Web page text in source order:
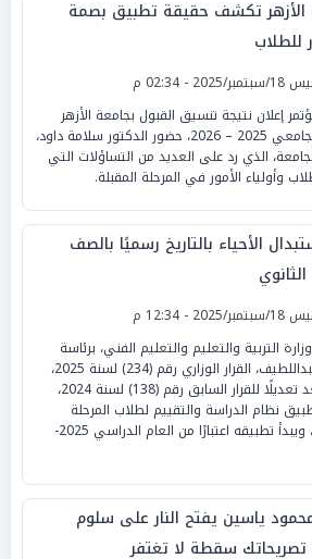
الأزهر تكشف حقيقة تطبيق بصمة
للطلاب
- 02:34 م
إعلان نتيجة تنسيق القبول بجامعة الأزهر
للعام الجامعي 2025 – 2026، حضور الدكتور سلامة داود،
الذي رد على العديد من التساؤلات التي
وأولياء الأمور في المرحلة المقبلة.
الأحياء بالتاريخ رسميًا بالصف
- 12:34 م
التربية والتعليم والتعليم الفني، برئاسة
محمد عبداللطيف، القرار الوزاري رقم (234) لسنة 2025،
الذي يعد تعديلًا للقرار السابق رقم (138) لسنة 2024،
نظام الدراسة والتقييم لطلاب المرحلة
الثانوية، ويبدأ تطبيقه اعتبارًا من العام الدراسي 2025-
ياسين يفتح النار على سلوم
تصريحاتك سقطة لا تغتفر